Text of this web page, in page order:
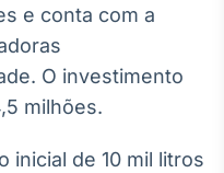
Label
para
e conta com a
O investimento
milhões.
inicial de 10 mil litros